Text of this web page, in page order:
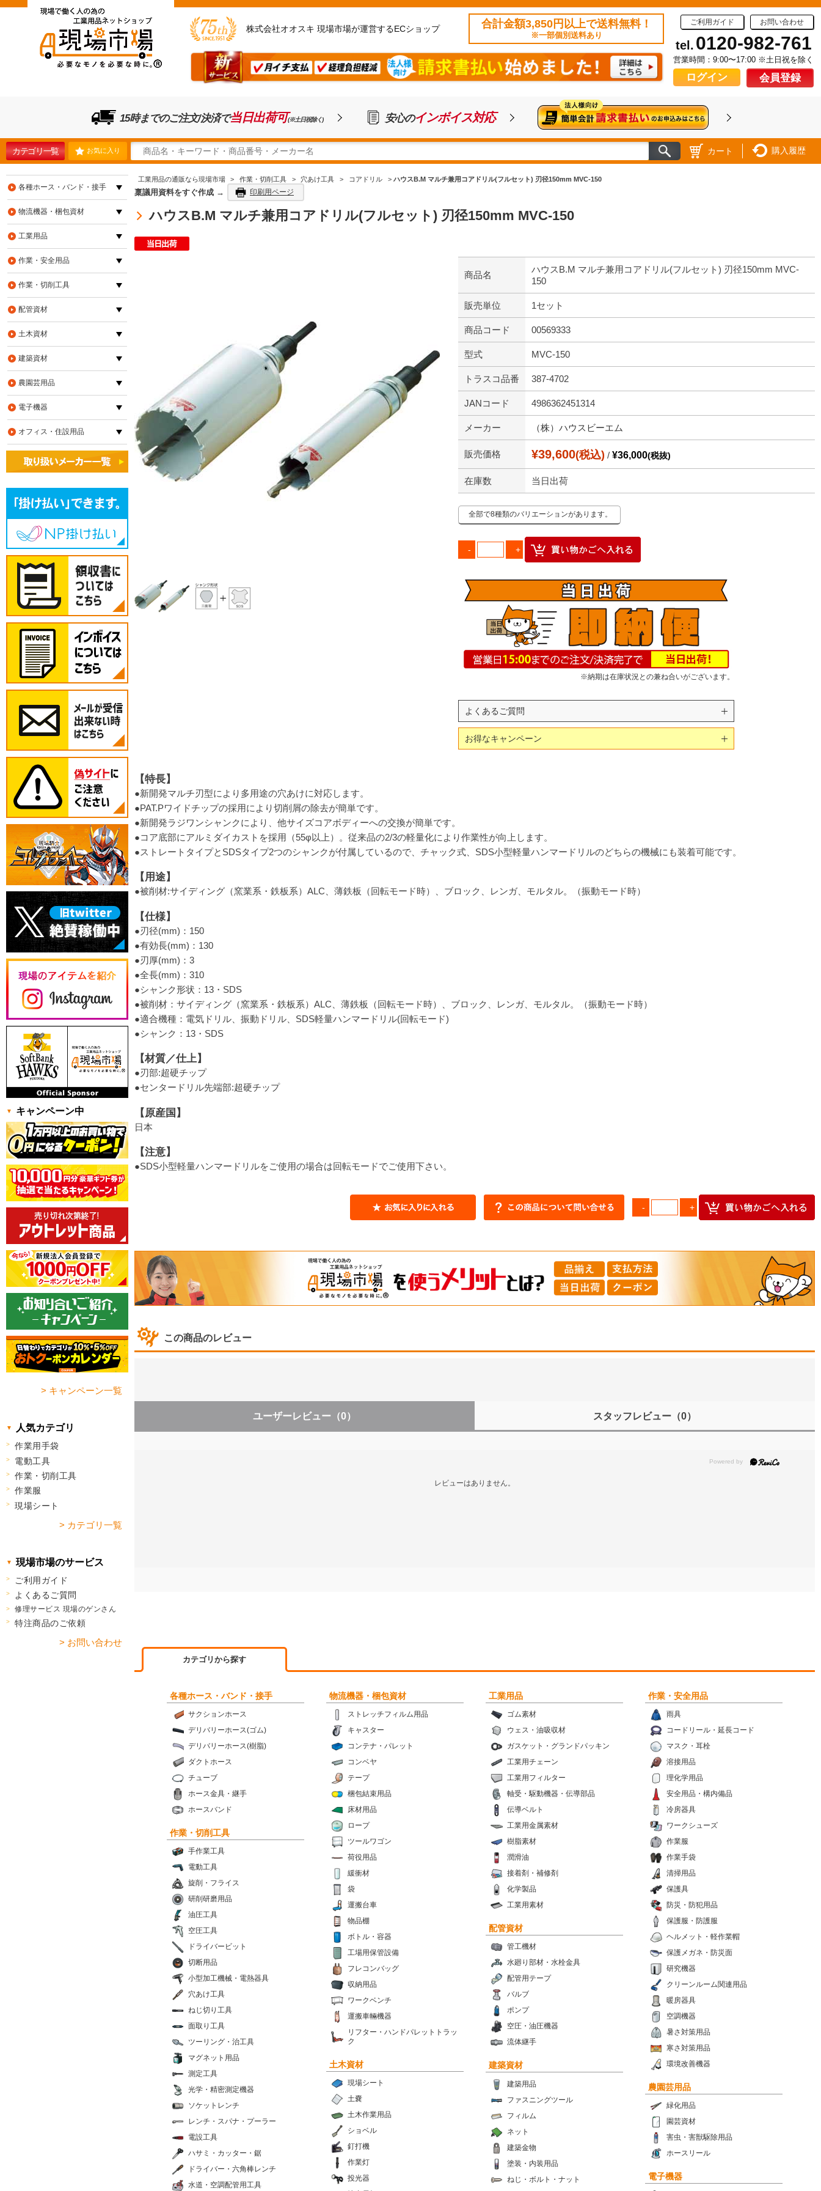
株式会社オオスキ 現場市場が運営するECショップ 合計金額3,850円以上で送料無料！
※一部個別送料あり
ご利用ガイド お問い合わせ
tel. 0120-982-761
営業時間：9:00〜17:00 ※土日祝を除く
ログイン 会員登録
15時までのご注文/決済で当日出荷可(※土日祝除く) 安心のインボイス対応
カテゴリ一覧 お気に入り カート 購入履歴
工業用品の通販なら現場市場 > 作業・切削工具 > 穴あけ工具 > コアドリル > ハウスB.M マルチ兼用コアドリル(フルセット) 刃径150mm MVC-150
稟議用資料をすぐ作成 → 印刷用ページ
ハウスB.M マルチ兼用コアドリル(フルセット) 刃径150mm MVC-150
商品名
ハウスB.M マルチ兼用コアドリル(フルセット) 刃径150mm MVC-
150
販売単位 1セット
商品コード 00569333
型式 MVC-150
トラスコ品番 387-4702
JANコード 4986362451314
メーカー （株）ハウスビーエム
販売価格 ¥39,600(税込) / ¥36,000(税抜)
在庫数 当日出荷
全部で8種類のバリエーションがあります。
※納期は在庫状況との兼ね合いがございます。
よくあるご質問
お得なキャンペーン
【特長】
●新開発マルチ刃型により多用途の穴あけに対応します。
●PAT.Pワイドチップの採用により切削屑の除去が簡単です。
●新開発ラジワンシャンクにより、他サイズコアボディーへの交換が簡単です。
●コア底部にアルミダイカストを採用（55φ以上）。従来品の2/3の軽量化により作業性が向上します。
●ストレートタイプとSDSタイプ2つのシャンクが付属しているので、チャック式、SDS小型軽量ハンマードリルのどちらの機械にも装着可能です。
【用途】
●被削材:サイディング（窯業系・鉄板系）ALC、薄鉄板（回転モード時）、ブロック、レンガ、モルタル。（振動モード時）
【仕様】
●刃径(mm)：150
●有効長(mm)：130
●刃厚(mm)：3
●全長(mm)：310
●シャンク形状：13・SDS
●被削材：サイディング（窯業系・鉄板系）ALC、薄鉄板（回転モード時）、ブロック、レンガ、モルタル。（振動モード時）
●適合機種：電気ドリル、振動ドリル、SDS軽量ハンマードリル(回転モード)
●シャンク：13・SDS
【材質／仕上】
●刃部:超硬チップ
●センタードリル先端部:超硬チップ
【原産国】
日本
【注意】
●SDS小型軽量ハンマードリルをご使用の場合は回転モードでご使用下さい。
この商品のレビュー
ユーザーレビュー （0） スタッフレビュー （0）
レビューはありません。
カテゴリから探す
各種ホース・バンド・接手
サクションホース
デリバリーホース(ゴム)
デリバリーホース(樹脂)
ダクトホース
チューブ
ホース金具・継手
ホースバンド
物流機器・梱包資材
ストレッチフィルム用品
キャスター
コンテナ・パレット
コンベヤ
テープ
梱包結束用品
床材用品
ロープ
ツールワゴン
荷役用品
緩衝材
袋
運搬台車
物品棚
ボトル・容器
工場用保管設備
フレコンバッグ
収納用品
ワークベンチ
運搬車輛機器
リフター・ハンドパレットトラッ
ク
工業用品
ゴム素材
ウェス・油吸収材
ガスケット・グランドパッキン
工業用チェーン
工業用フィルター
軸受・駆動機器・伝導部品
伝導ベルト
工業用金属素材
樹脂素材
潤滑油
接着剤・補修剤
化学製品
工業用素材
作業・安全用品
雨具
コードリール・延長コード
マスク・耳栓
溶接用品
理化学用品
安全用品・構内備品
冷房器具
ワークシューズ
作業服
作業手袋
清掃用品
保護具
防災・防犯用品
保護服・防護服
ヘルメット・軽作業帽
保護メガネ・防災面
研究機器
クリーンルーム関連用品
暖房器具
空調機器
暑さ対策用品
寒さ対策用品
環境改善機器
作業・切削工具
手作業工具
電動工具
旋削・フライス
研削研磨用品
油圧工具
空圧工具
ドライバービット
切断用品
小型加工機械・電熱器具
穴あけ工具
ねじ切り工具
面取り工具
ツーリング・治工具
マグネット用品
測定工具
光学・精密測定機器
ソケットレンチ
レンチ・スパナ・プーラー
電設工具
ハサミ・カッター・鋸
ドライバー・六角棒レンチ
水道・空調配管用工具
配管資材
管工機材
水廻り部材・水栓金具
配管用テープ
バルブ
ポンプ
空圧・油圧機器
流体継手
土木資材
現場シート
土嚢
土木作業用品
ショベル
釘打機
作業灯
投光器
建築資材
建築用品
ファスニングツール
フィルム
ネット
建築金物
塗装・内装用品
ねじ・ボルト・ナット
農園芸用品
緑化用品
園芸資材
害虫・害獣駆除用品
ホースリール
電子機器
各種ホース・バンド・接手
物流機器・梱包資材
工業用品
作業・安全用品
作業・切削工具
配管資材
土木資材
建築資材
農園芸用品
電子機器
オフィス・住設用品
キャンペーン中
> キャンペーン一覧
人気カテゴリ
作業用手袋
電動工具
作業・切削工具
作業服
現場シート
> カテゴリ一覧
現場市場のサービス
ご利用ガイド
よくあるご質問
修理サービス 現場のゲンさん
特注商品のご依頼
> お問い合わせ